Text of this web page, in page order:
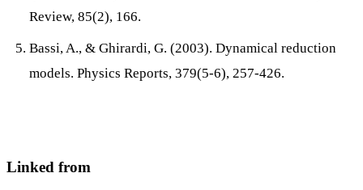
Review, 85(2), 166.
Bassi, A., & Ghirardi, G. (2003). Dynamical reduction
models. Physics Reports, 379(5-6), 257-426.
Linked from